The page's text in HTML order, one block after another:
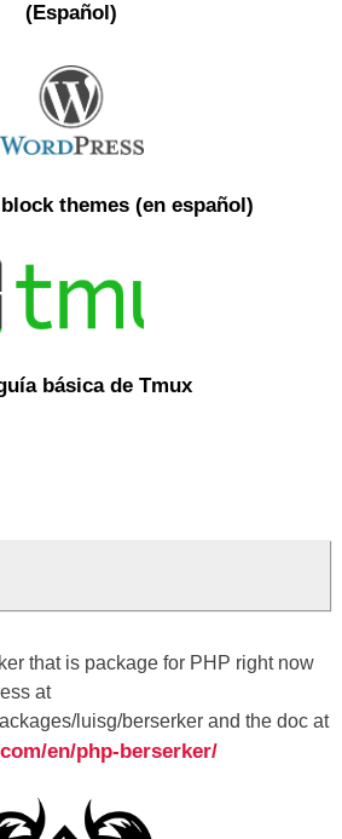
(Español)
themes (en español)
básica de Tmux
that is package for PHP right now
at
luisg/berserker and the doc at
en/php-berserker/